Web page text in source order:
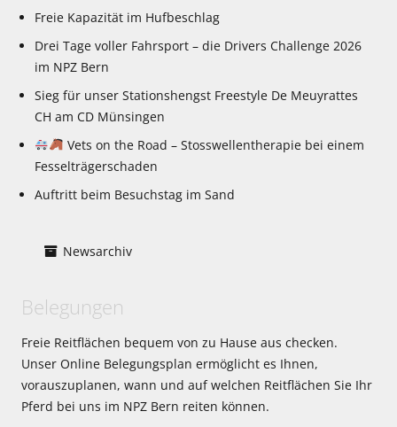
Freie Kapazität im Hufbeschlag
Drei Tage voller Fahrsport – die Drivers Challenge 2026
im NPZ Bern
Sieg für unser Stationshengst Freestyle De Meuyrattes
CH am CD Münsingen
Vets on the Road – Stosswellentherapie bei einem
Fesselträgerschaden
Auftritt beim Besuchstag im Sand
Newsarchiv
Belegungen
Freie Reitflächen bequem von zu Hause aus checken.
Unser Online Belegungsplan ermöglicht es Ihnen,
vorauszuplanen, wann und auf welchen Reitflächen Sie Ihr
Pferd bei uns im NPZ Bern reiten können.